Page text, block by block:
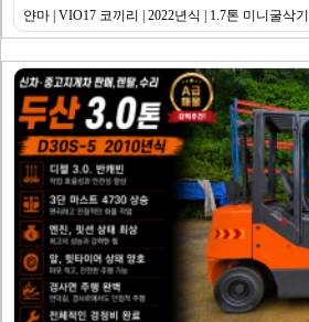
얀마 | VIO17 코끼리 | 2022년식 | 1.7톤 미니굴삭기